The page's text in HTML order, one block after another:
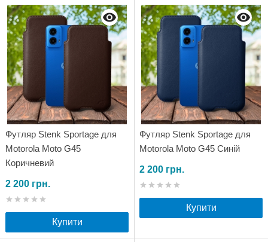
Футляр Stenk Sportage для
Motorola Moto G45
Коричневий
2 200 грн.
Купити
Футляр Stenk Sportage для
Motorola Moto G45 Синій
2 200 грн.
Купити